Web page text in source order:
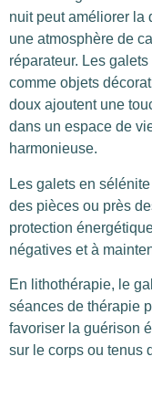
nuit peut améliorer la
une atmosphère de
réparateur. Les
comme objets
doux ajoutent une
dans un espace de
harmonieuse.
Les galets en
des pièces ou près
protection
négatives et à
En lithothérapie, le
séances de thérapie
favoriser la guérison
sur le corps ou tenus